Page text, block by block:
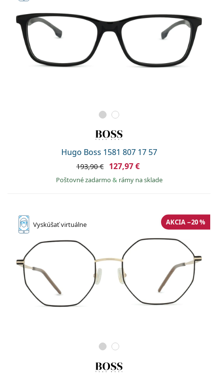
Hugo Boss 1581 807 17 57
193,90 € 127,97 €
Poštovné zadarmo& rámy na sklade
Vyskúšaťvirtuálne AKCIA −20 %